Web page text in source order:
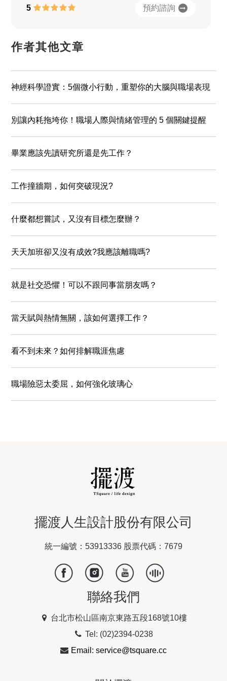
5 預約諮詢
作者其他文章
神經科學證實：5個微小行動，重塑你的大腦與職場表現
別讓內耗拖垮你！職場人際與情緒管理的 5 個關鍵提醒
畢業應該先讀研究所還是先工作？
工作撞牆期，如何突破現況?
什麼都想嘗試，又沒有目標怎麼辦？
天天加班卻又沒有成效?我應該離職嗎?
就是社交恐懼！可以不跟同事當朋友嗎？
當天賦與熱情無關，該如何選擇工作？
看不到未來？如何排解職涯焦慮
職場險惡太委屈，如何強化玻璃心
擺渡人生設計股份有限公司
統一編號：53913336 股票代碼：7679
聯絡我們
台北市松山區南京東路五段168號10樓
Tel: (02)2394-0238
Email: service@tsquare.cc